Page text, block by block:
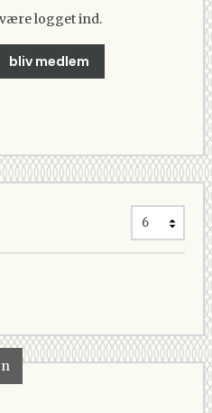
logget ind.
bliv medlem